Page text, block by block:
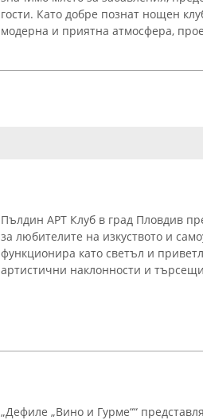
гости. Като добре познат нощен
модерна и приятна атмосфера,
Пълдин АРТ Клуб в град Пловдив
за любителите на изкуството и
функционира като светъл и
артистични наклонности и
„Дефиле „Вино и Гурме““